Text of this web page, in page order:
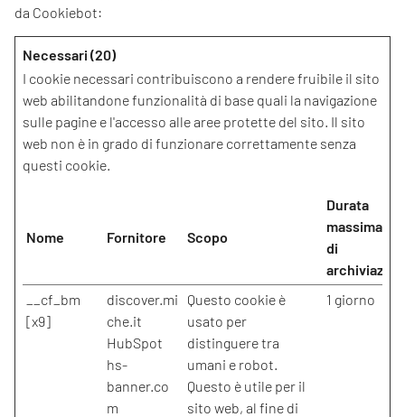
da Cookiebot:
Necessari (20)
I cookie necessari contribuiscono a rendere fruibile il sito
web abilitandone funzionalità di base quali la navigazione
sulle pagine e l'accesso alle aree protette del sito. Il sito
web non è in grado di funzionare correttamente senza
questi cookie.
Nome Fornitore Scopo
Durata
massima
di
__cf_bm
[x9]
discover.mi
che.it
HubSpot
hs-
banner.co
m
Questo cookie è
usato per
distinguere tra
umani e robot.
Questo è utile per il
sito web, al fine di
1 giorno